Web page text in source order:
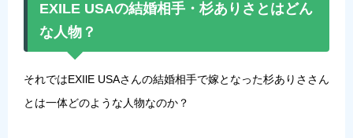
EXILE USAの結婚相手・杉ありさとはどん
な人物？
それではEXIlE USAさんの結婚相手で嫁となった杉ありささん
とは一体どのような人物なのか？